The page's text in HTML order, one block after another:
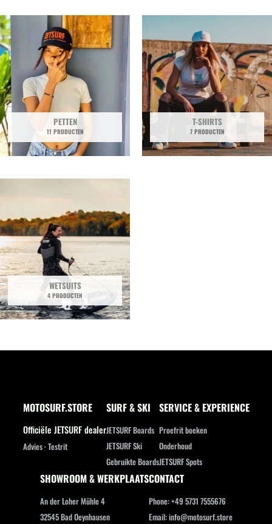
PETTEN
11 PRODUCTEN
T-SHIRTS
7 PRODUCTEN
WETSUITS
4 PRODUCTEN
MOTOSURF.STORE
Officiële JETSURF dealer
Advies · Testrit
SURF & SKI
JETSURF Boards
JETSURF Ski
Gebruikte Boards
SERVICE & EXPERIENCE
Proefrit boeken
Onderhoud
JETSURF Spots
SHOWROOM & WERKPLAATS
An der Loher Mühle 4
32545 Bad Oeynhausen
CONTACT
Phone: +49 5731 7555676
Email: info@motosurf.store